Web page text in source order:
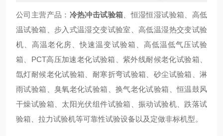
公司主营产品： 冷热冲击试验箱 、恒湿恒湿试验箱、高低
温试验箱、步入式温湿交变试验室、高低温湿热交变试验
机、高温老化房、快速温变试验箱、高低温低气压试验
箱、PCT高压加速老化试验箱、紫外线耐候老化试验箱、
氙灯耐候老化试验箱、耐寒折弯试验箱、砂尘试验箱、淋
雨试验箱、臭氧老化试验箱、换气老化试验箱、恒温鼓风
干燥试验箱、太阳光伏组件试验箱、振动试验机、跌落试
验箱、拉力试验机等可靠性试验设备以及定做非标机型。